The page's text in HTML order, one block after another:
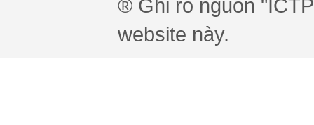
® Ghi rõ nguồn
website này.